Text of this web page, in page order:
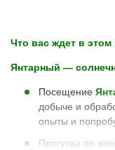
Что вас ждет в
Янтарный —
Посещение
добыче и
опыты и
Прогулка по